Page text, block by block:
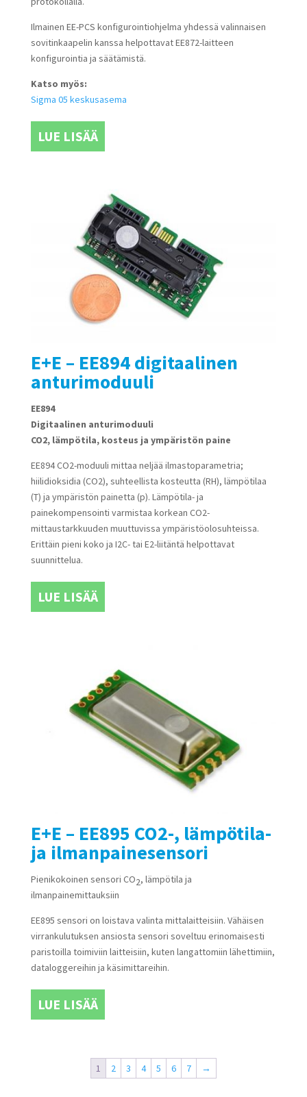
Ilmainen EE-PCS konfigurointiohjelma yhdessä valinnaisen
sovitinkaapelin kanssa helpottavat EE872-laitteen
konfigurointia ja säätämistä.
Katso myös:
Sigma 05 keskusasema
LUE LISÄÄ
E+E – EE894 digitaalinen
anturimoduuli
EE894
Digitaalinen anturimoduuli
CO2, lämpötila, kosteus ja ympäristön paine
EE894 CO2-moduuli mittaa neljää ilmastoparametria;
hiilidioksidia (CO2), suhteellista kosteutta (RH), lämpötilaa
(T) ja ympäristön painetta (p). Lämpötila- ja
painekompensointi varmistaa korkean CO2-
mittaustarkkuuden muuttuvissa ympäristöolosuhteissa.
Erittäin pieni koko ja I2C- tai E2-liitäntä helpottavat
suunnittelua.
LUE LISÄÄ
E+E – EE895 CO2-, lämpötila-
ja ilmanpainesensori
Pienikokoinen sensori CO2, lämpötila ja
ilmanpainemittauksiin
EE895 sensori on loistava valinta mittalaitteisiin. Vähäisen
virrankulutuksen ansiosta sensori soveltuu erinomaisesti
paristoilla toimiviin laitteisiin, kuten langattomiin lähettimiin,
dataloggereihin ja käsimittareihin.
LUE LISÄÄ
1 2 3 4 5 6 7 →